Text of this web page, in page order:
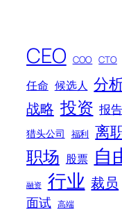
CEO COO CTO
任命 候选人 分
战略 投资 报告
猎头公司 福利 离
职场 股票 自
融资 行业 裁员
面试 高端